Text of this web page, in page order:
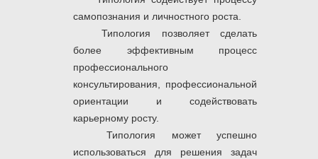
самопознания и личностного роста.
Типология позволяет сделать
более эффективным процесс
профессионального
консультирования, профессиональной
ориентации и содействовать
карьерному росту.
Типология может успешно
использоваться для решения задач